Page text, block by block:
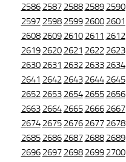
2586 2587 2588 2589 2590
2597 2598 2599 2600 2601
2608 2609 2610 2611 2612
2619 2620 2621 2622 2623
2630 2631 2632 2633 2634
2641 2642 2643 2644 2645
2652 2653 2654 2655 2656
2663 2664 2665 2666 2667
2674 2675 2676 2677 2678
2685 2686 2687 2688 2689
2696 2697 2698 2699 2700